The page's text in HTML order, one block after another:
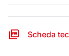
Scheda